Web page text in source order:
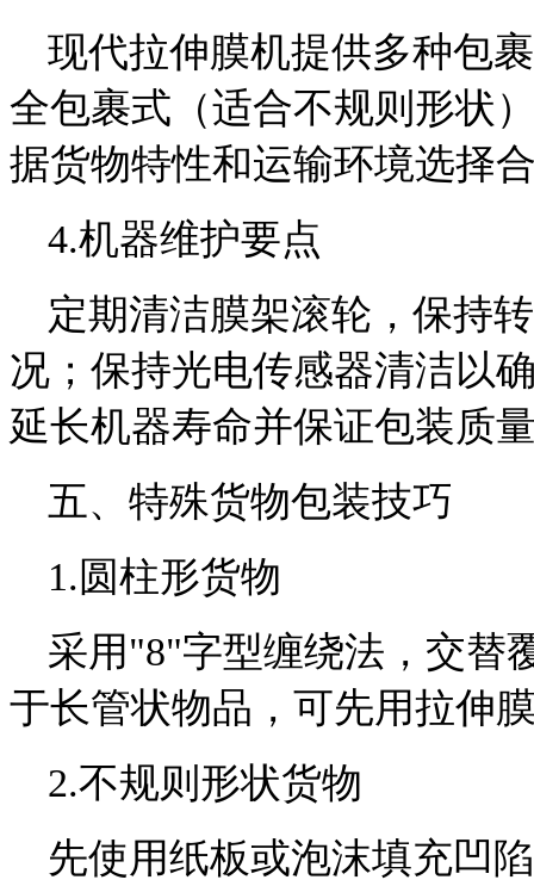
现代拉伸膜机提供多种包
全包裹式（适合不规则形状
据货物特性和运输环境选择
4.机器维护要点
定期清洁膜架滚轮，保持
况；保持光电传感器清洁以
延长机器寿命并保证包装质
五、特殊货物包装技巧
1.圆柱形货物
采用"8"字型缠绕法，交替
于长管状物品，可先用拉伸
2.不规则形状货物
先使用纸板或泡沫填充凹